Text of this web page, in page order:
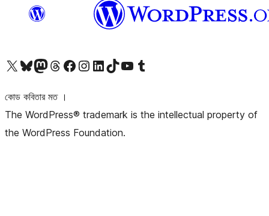
আমাদের X (আগের টুইটার) অ্যাকাউন্টে যানআমাদের Bluesky অ্যাকাউন্টটি দেখুনআমাদের মাস্টোডন অ্যাকাউন্টটি দেখুনআমাদের থ্রেডস অ্যাকাউন্টটি দেখুনআমাদের ফেসবুক পেজ দেখুনআমাদের ইন্সটাগ্রাম অ্যাকাউন্ট দেখুনআমাদের লিঙ্কডইন অ্যাকাউন্টে যানআমাদের TikTok অ্যাকাউন্টটি দেখুনআমাদের ইউটিউব চ্যানেলে যান আমাদের টাম্বলার অ্যাকাউন্ট দেখুন
কোড কবিতার মত ।
The WordPress® trademark is the intellectual property of
the WordPress Foundation.